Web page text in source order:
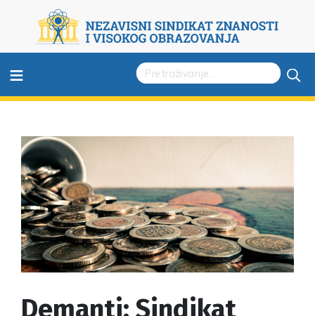
≡
Demanti: Sindikat